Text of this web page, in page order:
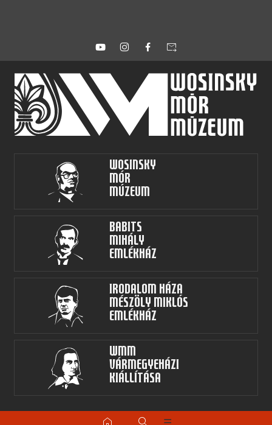
forward_to_inbox
Wosinsky
Mór
Múzeum
Babits
Mihály
Emlékház
Irodalom Háza
Mészöly Miklós
Emlékház
WMM
Vármegyeházi
kiállítása
☰